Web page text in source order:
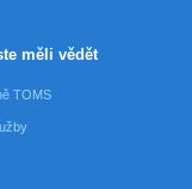
měli vědět
TOMS